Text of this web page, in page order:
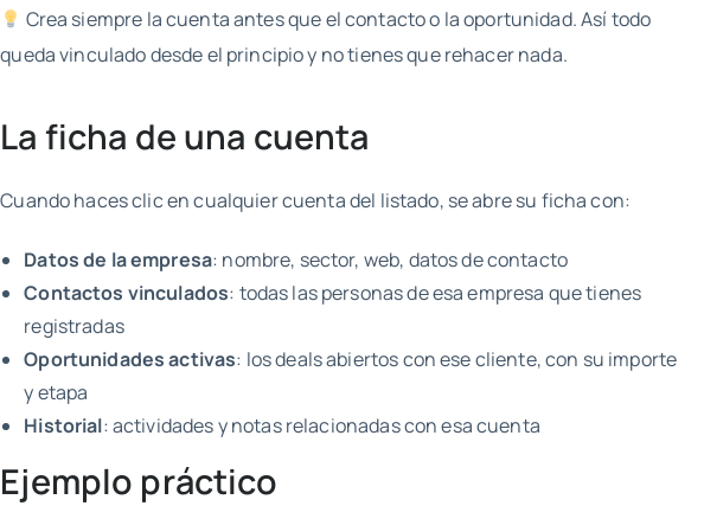
Crea siempre la cuenta antes que el contacto o la oportunidad. Así todo
queda vinculado desde el principio y no tienes que rehacer nada.
La ficha de una cuenta
Cuando haces clic en cualquier cuenta del listado, se abre su ficha con:
Datos de la empresa: nombre, sector, web, datos de contacto
Contactos vinculados: todas las personas de esa empresa que tienes
registradas
Oportunidades activas: los deals abiertos con ese cliente, con su importe
y etapa
Historial: actividades y notas relacionadas con esa cuenta
Ejemplo práctico